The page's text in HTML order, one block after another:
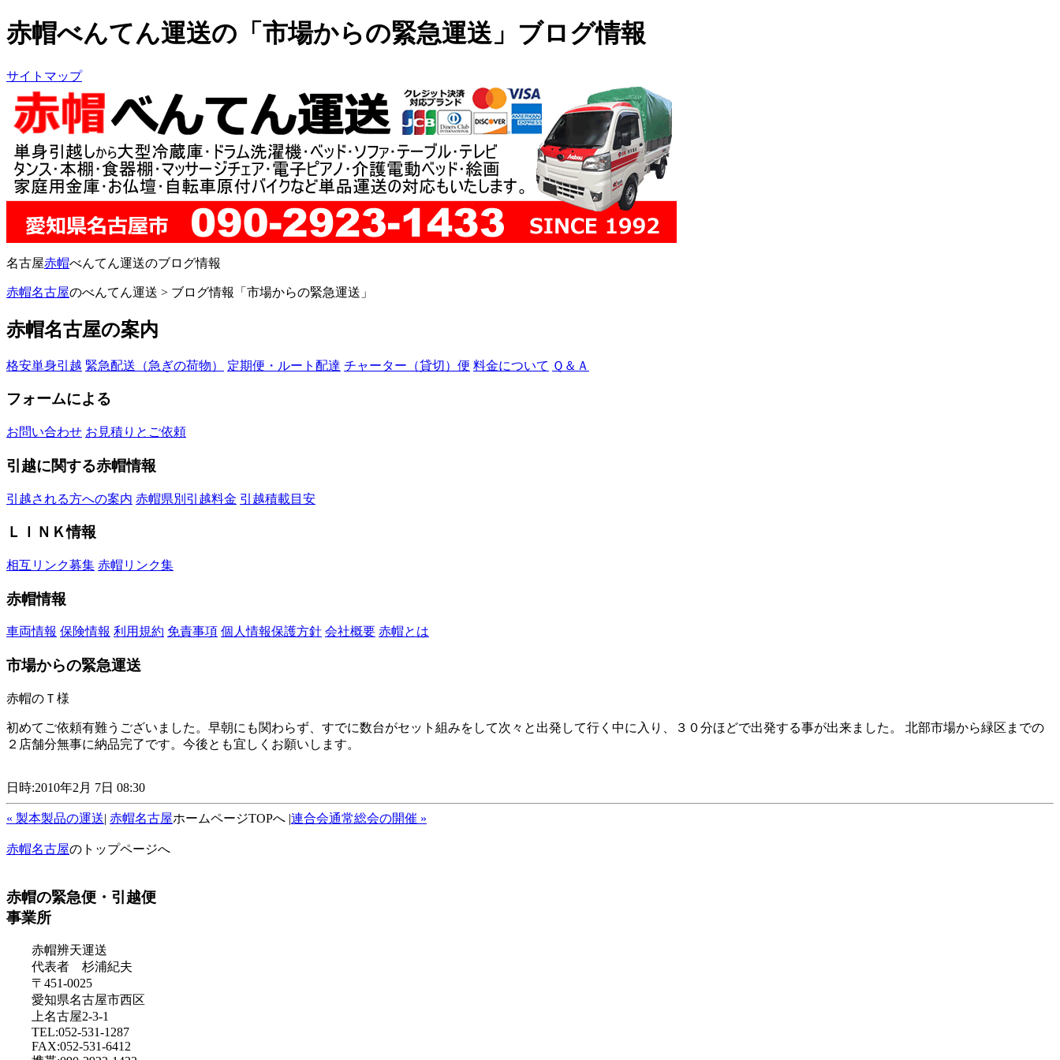
赤帽べんてん運送の「市場からの緊急運送」ブログ情報
サイトマップ
名古屋赤帽べんてん運送のブログ情報
赤帽名古屋のべんてん運送 > ブログ情報「市場からの緊急運送」
赤帽名古屋の案内
格安単身引越 緊急配送（急ぎの荷物） 定期便・ルート配達 チャーター（貸切）便 料金について Ｑ＆Ａ
フォームによる
お問い合わせ お見積りとご依頼
引越に関する赤帽情報
引越される方への案内 赤帽県別引越料金 引越積載目安
ＬＩＮＫ情報
相互リンク募集 赤帽リンク集
赤帽情報
車両情報 保険情報 利用規約 免責事項 個人情報保護方針 会社概要 赤帽とは
市場からの緊急運送
赤帽のＴ様
初めてご依頼有難うございました。早朝にも関わらず、すでに数台がセット組みをして次々と出発して行く中に入り、３０分ほどで出発する事が出来ました。 北部市場から緑区までの
２店舗分無事に納品完了です。今後とも宜しくお願いします。
日時:2010年2月 7日 08:30
« 製本製品の運送| 赤帽名古屋ホームページTOPへ |連合会通常総会の開催 »
赤帽名古屋のトップページへ
赤帽の緊急便・引越便
事業所
赤帽辨天運送
代表者 杉浦紀夫
〒451-0025
愛知県名古屋市西区
上名古屋2-3-1
TEL:052-531-1287
FAX:052-531-6412